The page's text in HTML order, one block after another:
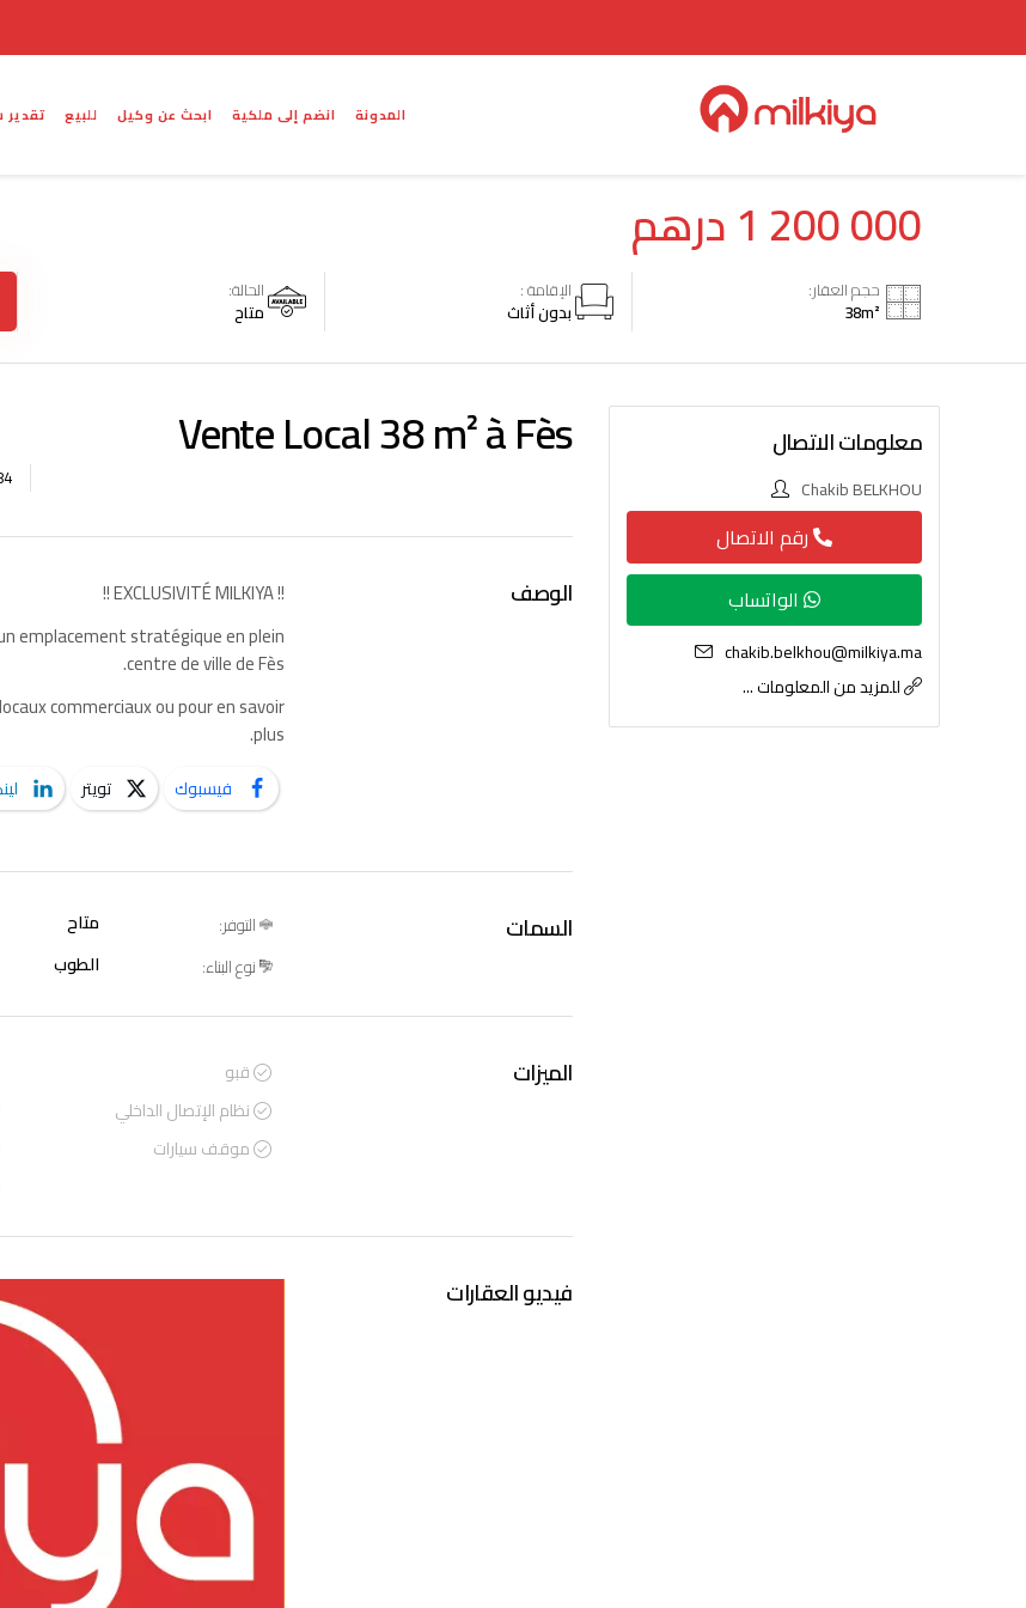
تقدير للبيع ابحث عن وكيل انضم إلى ملكية المدونة
1 200 000درهم
حجم العقار:
38m²
الإقامة :
بدون أثاث
الحالة:
متاح
Vente Local 38 m² à Fès
الوصف
!! EXCLUSIVITÉ MILKIYA !!
emplacement stratégique en plein
centre de ville de Fès.
commerciaux ou pour en savoir
plus.
فيسبوك تويتر
السمات التوفر:
متاح
نوع البناء: الطوب
الميزات
قبو
نظام الإتصال الداخلي
موقف سيارات
فيديو العقارات
معلومات الاتصال
Chakib BELKHOU
رقم الاتصال
الواتساب
chakib.belkhou@milkiya.ma
للمزيد من المعلومات ...